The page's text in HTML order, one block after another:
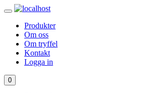
Produkter
Om oss
Om tryffel
Kontakt
Logga in
0